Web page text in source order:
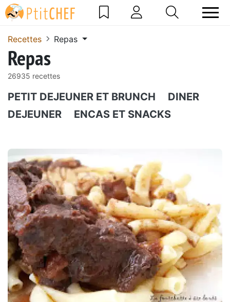
Recettes Repas
Repas
26935 recettes
PETIT DEJEUNER ET BRUNCH
DINER
DEJEUNER
ENCAS ET SNACKS